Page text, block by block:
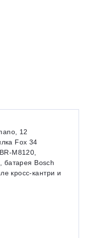
12
Fox 34
M8120,
батарея Bosch
кросс-кантри и